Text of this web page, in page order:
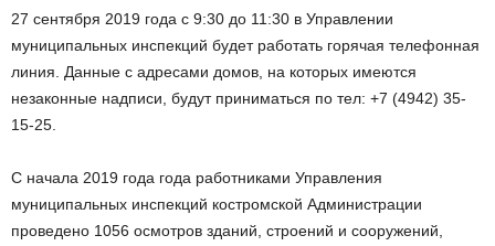
27 сентября 2019 года с 9:30 до 11:30 в Управлении
муниципальных инспекций будет работать горячая телефонная
линия. Данные с адресами домов, на которых имеются
незаконные надписи, будут приниматься по тел: +7 (4942) 35-
15-25.
С начала 2019 года года работниками Управления
муниципальных инспекций костромской Администрации
проведено 1056 осмотров зданий, строений и сооружений,